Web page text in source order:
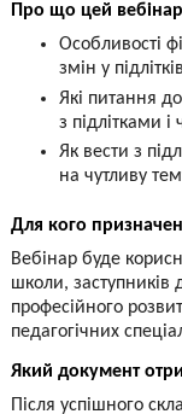
Про що цей
Особливості
змін у
Які питання
з підлітками і
Як вести з
на чутливу
Для кого
Вебінар буде
школи, заступників
професійного
педагогічних
Який документ
Після успішного